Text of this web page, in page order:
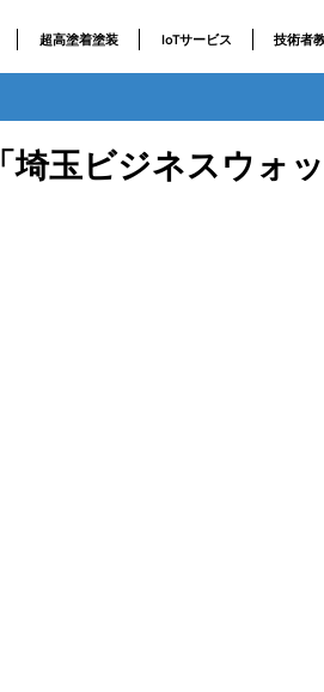
超高塗着塗装 IoTサービス 技術者
玉ビジネスウォ